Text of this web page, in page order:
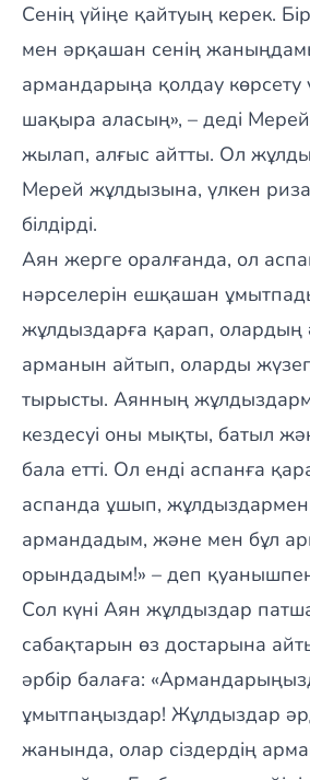
Сенің үйіңе қайтуың керек.
мен әрқашан сенің
армандарыңа қолдау көрсету
шақыра аласың», – деді
жылап, алғыс айтты. Ол
Мерей жұлдызына, үлкен
білдірді.
Аян жерге оралғанда, ол
нәрселерін ешқашан
жұлдыздарға қарап, олардың
арманын айтып, оларды
тырысты. Аянның
кездесуі оны мықты, батыл
бала етті. Ол енді аспанға
аспанда ұшып, жұлдыздармен
армандадым, және мен бұл
орындадым!» – деп
Сол күні Аян жұлдыздар
сабақтарын өз достарына
әрбір балаға:
ұмытпаңыздар! Жұлдыздар
жанында, олар сіздердің